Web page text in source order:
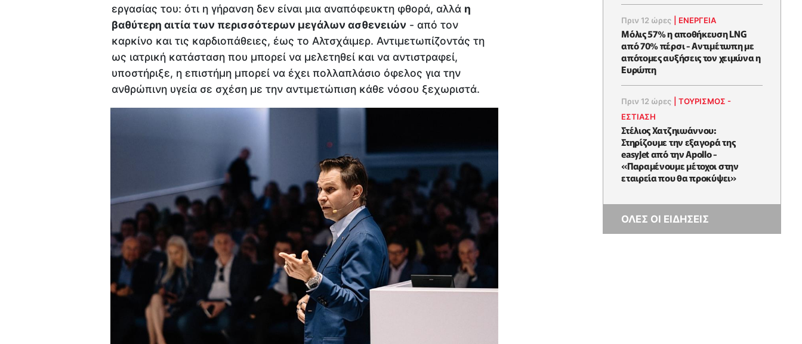
εργασίας του: ότι η γήρανση δεν είναι μια αναπόφευκτη φθορά, αλλά η
βαθύτερη αιτία των περισσότερων μεγάλων ασθενειών - από τον
καρκίνο και τις καρδιοπάθειες, έως το Αλτσχάιμερ. Αντιμετωπίζοντάς τη
ως ιατρική κατάσταση που μπορεί να μελετηθεί και να αντιστραφεί,
υποστήριξε, η επιστήμη μπορεί να έχει πολλαπλάσιο όφελος για την
ανθρώπινη υγεία σε σχέση με την αντιμετώπιση κάθε νόσου ξεχωριστά.
Πριν 12 ώρες ΕΝΈΡΓΕΙΑ
Μόλις 57% η αποθήκευση LNG
από 70% πέρσι - Αντιμέτωπη με
απότομες αυξήσεις τον χειμώνα η
Ευρώπη
Πριν 12 ώρες |ΤΟΥΡΙΣΜΟΣ -
ΕΣΤΙΑΣΗ
Στέλιος Χατζηιωάννου:
Στηρίζουμε την εξαγορά της
easyJet από την Apollo -
«Παραμένουμε μέτοχοι στην
εταιρεία που θα προκύψει»
ΟΛΕΣ ΟΙ ΕΙΔΗΣΕΙΣ